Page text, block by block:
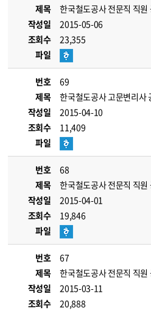
제목
한국철도공사 전문직 직
작성일
2015-05-06
조회수
23,355
파일
번호
69
제목
한국철도공사 고문변리사
작성일
2015-04-10
조회수
11,409
파일
번호
68
제목
한국철도공사 전문직 직
작성일
2015-04-01
조회수
19,846
파일
번호
67
제목
한국철도공사 전문직 직
작성일
2015-03-11
조회수
20,888